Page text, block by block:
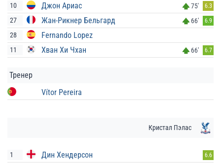
10 Джон Ариас 75' 6.3
27 Жан-Рикнер Бельгард 66' 6.9
28 Fernando Lopez
11 Хван Хи Чхан 66' 6.7
Тренер
Vítor Pereira
Кристал Пэлас
1 Дин Хендерсон 6.6